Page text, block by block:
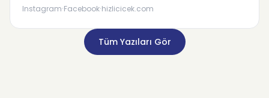
Instagram·Facebook·hizlicicek.com
Tüm Yazıları Gör